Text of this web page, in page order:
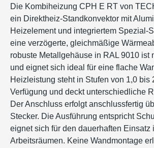
Die Kombiheizung CPH E RT von
ein Direktheiz-Standkonvektor mit
Heizelement und integriertem Spezial-
eine verzögerte, gleichmäßige
robuste Metallgehäuse in RAL 9010 ist
und eignet sich ideal für eine flache
Heizleistung steht in Stufen von 1,0 bis
Verfügung und deckt unterschiedliche
Der Anschluss erfolgt anschlussfertig
Stecker. Die Ausführung entspricht
eignet sich für den dauerhaften Einsatz
Arbeitsräumen. Keine Wandmontage